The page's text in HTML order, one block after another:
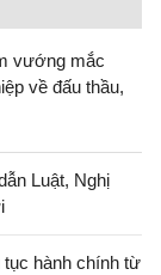
vướng mắc
về đấu thầu,
Luật, Nghị
tục hành chính từ